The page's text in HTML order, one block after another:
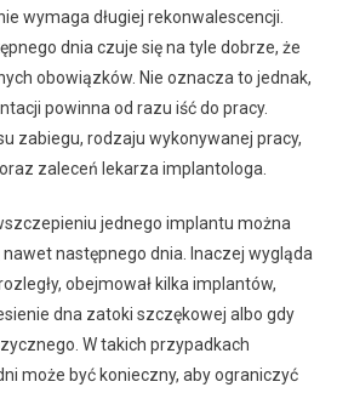
wymaga długiej rekonwalescencji.
dnia czuje się na tyle dobrze, że
obowiązków. Nie oznacza to jednak,
powinna od razu iść do pracy.
zabiegu, rodzaju wykonywanej pracy,
zaleceń lekarza implantologa.
jednego implantu można
następnego dnia. Inaczej wygląda
obejmował kilka implantów,
dna zatoki szczękowej albo gdy
W takich przypadkach
może być konieczny, aby ograniczyć